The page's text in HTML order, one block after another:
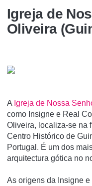
Igreja de
Oliveira
A Igreja de Nossa
como Insigne e Real
Oliveira, localiza-se na
Centro Histórico de
Portugal. É um dos
arquitectura gótica no
As origens da Insigne